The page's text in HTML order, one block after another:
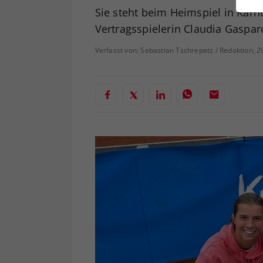
Sie steht beim Heimspiel in
Vertragsspielerin Claudia
Verfasst von: Sebastian Tschrepetz / Redaktion,